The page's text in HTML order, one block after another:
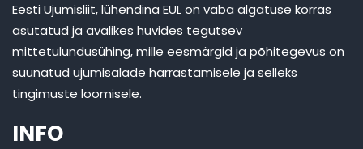
Eesti Ujumisliit, lühendina EUL on vaba algatuse korras
asutatud ja avalikes huvides tegutsev
mittetulundusühing, mille eesmärgid ja põhitegevus on
suunatud ujumisalade harrastamisele ja selleks
tingimuste loomisele.
INFO